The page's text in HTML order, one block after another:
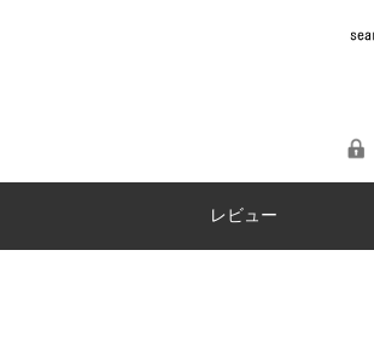
レビュー